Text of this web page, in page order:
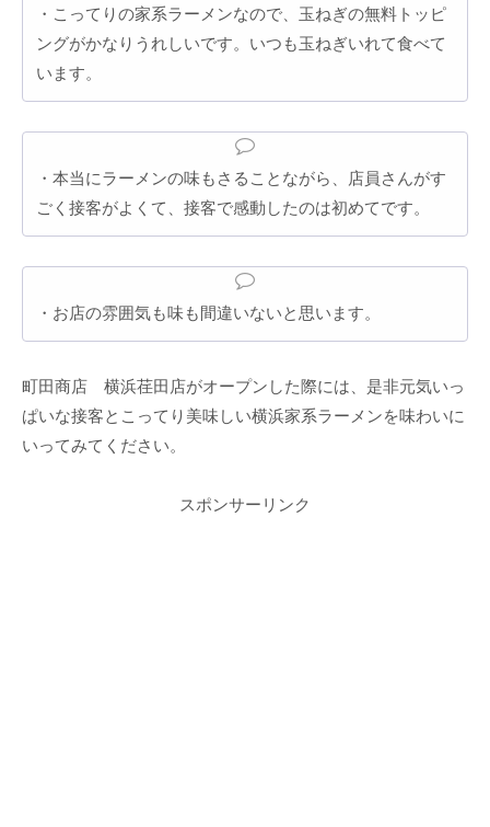
・こってりの家系ラーメンなので、玉ねぎの無料トッピ
ングがかなりうれしいです。いつも玉ねぎいれて食べて
います。
・本当にラーメンの味もさることながら、店員さんがす
ごく接客がよくて、接客で感動したのは初めてです。
・お店の雰囲気も味も間違いないと思います。
町田商店 横浜荏田店がオープンした際には、是非元気いっ
ぱいな接客とこってり美味しい横浜家系ラーメンを味わいに
いってみてください。
スポンサーリンク